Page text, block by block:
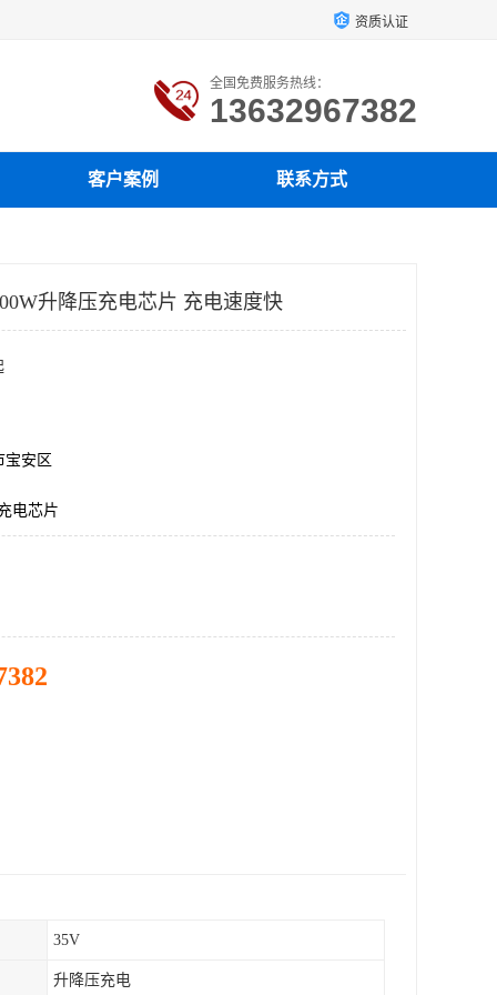
资质认证
全国免费服务热线：
13632967382
客户案例 联系方式
升降压充电芯片 充电速度快
宝安区
电芯片
35V
升降压充电